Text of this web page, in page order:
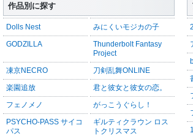
作品別に探す
Dolls Nest みにくいモジカの子
GODZILLA
Thunderbolt Fantasy
Project
凍京NECRO 刀剣乱舞ONLINE
楽園追放 君と彼女と彼女の恋。
フェノメノ がっこうぐらし！
PSYCHO-PASS サイコ
パス
ギルティクラウン ロス
トクリスマス